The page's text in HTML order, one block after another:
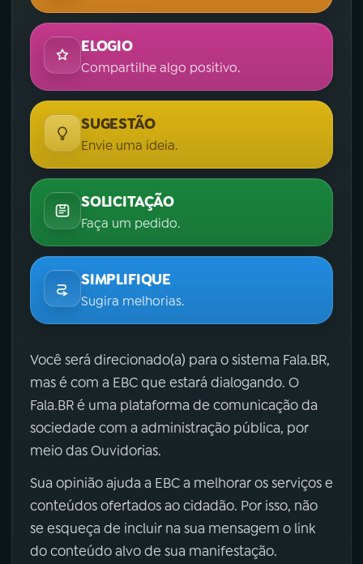
ELOGIO
Compartilhe algo positivo.
SUGESTÃO
Envie uma ideia.
SOLICITAÇÃO
Faça um pedido.
SIMPLIFIQUE
Sugira melhorias.
Você será direcionado(a) para o sistema Fala.BR,
mas é com a EBC que estará dialogando. O
Fala.BR é uma plataforma de comunicação da
sociedade com a administração pública, por
meio das Ouvidorias.
Sua opinião ajuda a EBC a melhorar os serviços e
conteúdos ofertados ao cidadão. Por isso, não
se esqueça de incluir na sua mensagem o link
do conteúdo alvo de sua manifestação.